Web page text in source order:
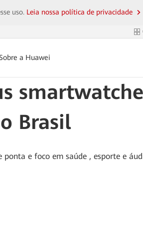
uso. Leia nossa política de privacidade
a Huawei
Brasil
e foco em saúde , esporte e